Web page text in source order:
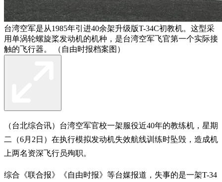
台湾空军是从1985年引进40余架升级版T-34C初教机。这型采
用单涡轮螺旋桨发动机的机种，是台湾空军飞官第一个实际接
触的飞行器。 （自由时报档案图）
（台北综合讯）台湾空军官校一架服役近40年的教练机，星期
二（6月2日）在执行模拟发动机失效航线训练时坠毁，造成机
上两名资深飞行员殉职。
综合《联合报》《自由时报》等台媒报道，失事的是一架T-34